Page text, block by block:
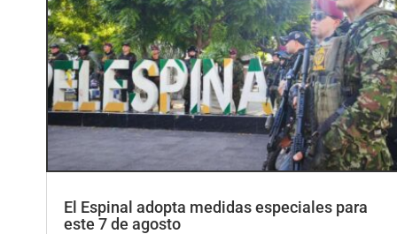
El Espinal adopta medidas especiales para
este 7 de agosto